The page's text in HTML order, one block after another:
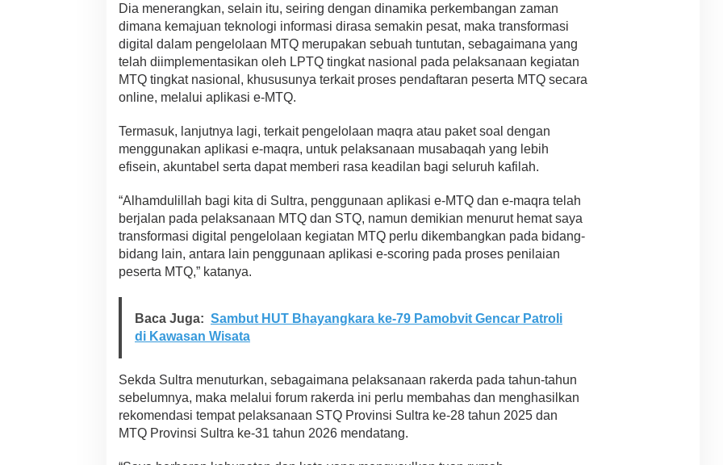
Dia menerangkan, selain itu, seiring dengan dinamika perkembangan zaman
dimana kemajuan teknologi informasi dirasa semakin pesat, maka transformasi
digital dalam pengelolaan MTQ merupakan sebuah tuntutan, sebagaimana yang
telah diimplementasikan oleh LPTQ tingkat nasional pada pelaksanaan kegiatan
MTQ tingkat nasional, khususunya terkait proses pendaftaran peserta MTQ secara
online, melalui aplikasi e-MTQ.
Termasuk, lanjutnya lagi, terkait pengelolaan maqra atau paket soal dengan
menggunakan aplikasi e-maqra, untuk pelaksanaan musabaqah yang lebih
efisein, akuntabel serta dapat memberi rasa keadilan bagi seluruh kafilah.
“Alhamdulillah bagi kita di Sultra, penggunaan aplikasi e-MTQ dan e-maqra telah
berjalan pada pelaksanaan MTQ dan STQ, namun demikian menurut hemat saya
transformasi digital pengelolaan kegiatan MTQ perlu dikembangkan pada bidang-
bidang lain, antara lain penggunaan aplikasi e-scoring pada proses penilaian
peserta MTQ,” katanya.
Baca Juga: Sambut HUT Bhayangkara ke-79 Pamobvit Gencar Patroli
di Kawasan Wisata
Sekda Sultra menuturkan, sebagaimana pelaksanaan rakerda pada tahun-tahun
sebelumnya, maka melalui forum rakerda ini perlu membahas dan menghasilkan
rekomendasi tempat pelaksanaan STQ Provinsi Sultra ke-28 tahun 2025 dan
MTQ Provinsi Sultra ke-31 tahun 2026 mendatang.